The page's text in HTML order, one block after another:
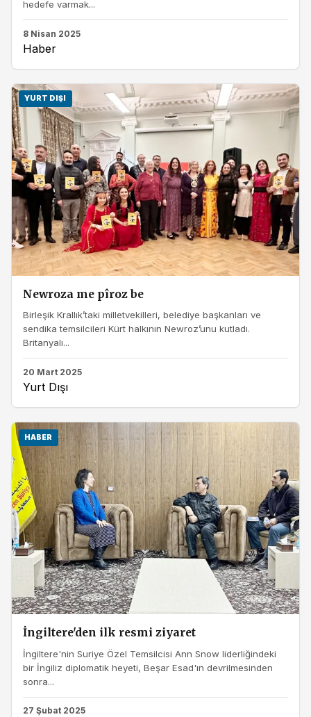
hedefe varmak...
8 Nisan 2025
Haber
YURT DIŞI
Newroza me pîroz be
Birleşik Krallık’taki milletvekilleri, belediye başkanları ve
sendika temsilcileri Kürt halkının Newroz’unu kutladı.
Britanyalı...
20 Mart 2025
Yurt Dışı
HABER
İngiltere'den ilk resmi ziyaret
İngiltere'nin Suriye Özel Temsilcisi Ann Snow liderliğindeki
bir İngiliz diplomatik heyeti, Beşar Esad'ın devrilmesinden
sonra...
27 Şubat 2025